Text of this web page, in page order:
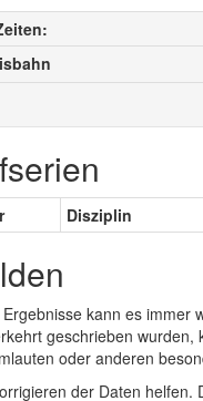
Disziplin
kann es
geschrieben
oder anderen
der Daten